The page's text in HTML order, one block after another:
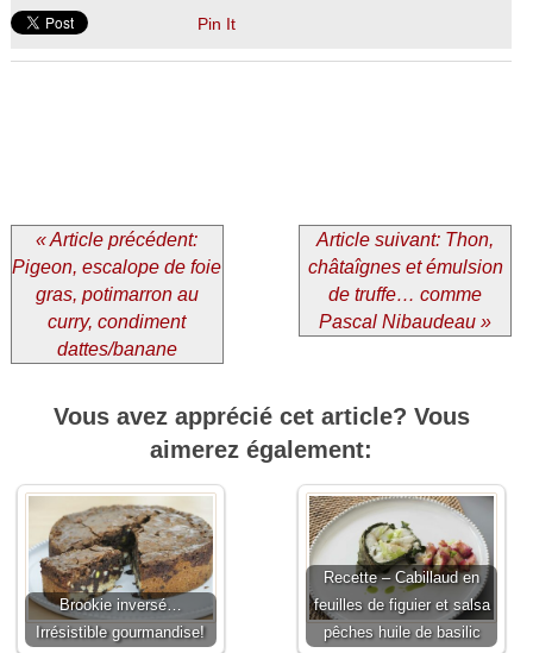
Pin It
« Article précédent:
Pigeon, escalope de foie
gras, potimarron au
curry, condiment
dattes/banane
Article suivant: Thon,
châtaîgnes et émulsion
de truffe… comme
Pascal Nibaudeau »
Vous avez apprécié cet article? Vous
aimerez également:
Brookie inversé…
Irrésistible gourmandise!
Recette – Cabillaud en
feuilles de figuier et salsa
pêches huile de basilic